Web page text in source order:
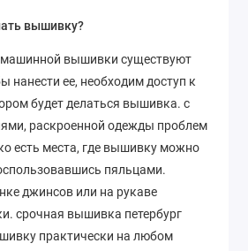
вышивку?
машинной вышивки существуют
нанести ее, необходим доступ к
будет делаться вышивка. с
раскроенной одежды проблем
есть места, где вышивку можно
пяльцами.
джинсов или на рукаве
срочная вышивка петербург
практически на любом